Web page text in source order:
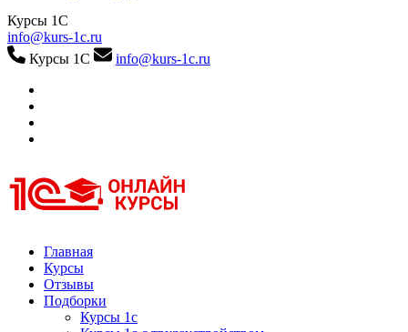
Курсы 1С
info@kurs-1c.ru
Курсы 1С
info@kurs-1c.ru
Курсы 1С
Курсы 1С официальная сертификация
Главная
Курсы
Отзывы
Подборки
Курсы 1с